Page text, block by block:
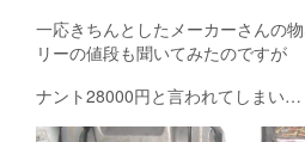
一応きちんとしたメーカーさんの
リーの値段も聞いてみたのですが
ナント28000円と言われてしまい…